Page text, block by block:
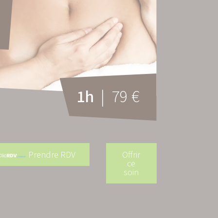
1h | 79 €
Prendre RDV Offrir
ce
soin